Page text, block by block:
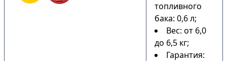
топливного
бака: 0,6 л;
Вес: от 6,0
до 6,5 кг;
Гарантия: